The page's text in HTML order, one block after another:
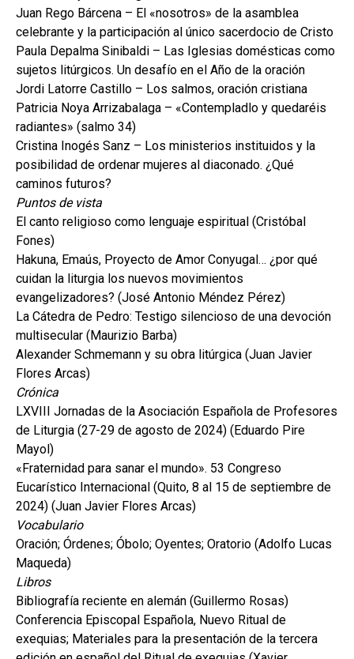
Juan Rego Bárcena – El «nosotros» de la asamblea
celebrante y la participación al único sacerdocio de Cristo
Paula Depalma Sinibaldi – Las Iglesias domésticas como
sujetos litúrgicos. Un desafío en el Año de la oración
Jordi Latorre Castillo – Los salmos, oración cristiana
Patricia Noya Arrizabalaga – «Contempladlo y quedaréis
radiantes» (salmo 34)
Cristina Inogés Sanz – Los ministerios instituidos y la
posibilidad de ordenar mujeres al diaconado. ¿Qué
caminos futuros?
Puntos de vista
El canto religioso como lenguaje espiritual (Cristóbal
Fones)
Hakuna, Emaús, Proyecto de Amor Conyugal… ¿por qué
cuidan la liturgia los nuevos movimientos
evangelizadores? (José Antonio Méndez Pérez)
La Cátedra de Pedro: Testigo silencioso de una devoción
multisecular (Maurizio Barba)
Alexander Schmemann y su obra litúrgica (Juan Javier
Flores Arcas)
Crónica
LXVIII Jornadas de la Asociación Española de Profesores
de Liturgia (27-29 de agosto de 2024) (Eduardo Pire
Mayol)
«Fraternidad para sanar el mundo». 53 Congreso
Eucarístico Internacional (Quito, 8 al 15 de septiembre de
2024) (Juan Javier Flores Arcas)
Vocabulario
Oración; Órdenes; Óbolo; Oyentes; Oratorio (Adolfo Lucas
Maqueda)
Libros
Bibliografía reciente en alemán (Guillermo Rosas)
Conferencia Episcopal Española, Nuevo Ritual de
exequias; Materiales para la presentación de la tercera